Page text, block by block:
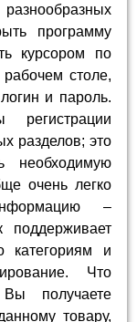
программу
курсором по
столе,
и пароль.
регистрации
разделов; это
необходимую
очень легко
–
поддерживает
категориям и
Что
Вы получаете
товару,